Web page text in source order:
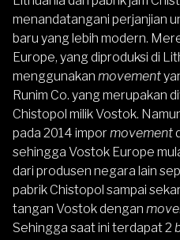
menandatangani perjanjian
baru yang lebih modern.
Europe, yang diproduksi di
menggunakan movement
Runim Co. yang merupakan
Chistopol milik Vostok.
pada 2014 impor movement
sehingga Vostok Europe
dari produsen negara lain
pabrik Chistopol sampai
tangan Vostok dengan
Sehingga saat ini terdapat 2